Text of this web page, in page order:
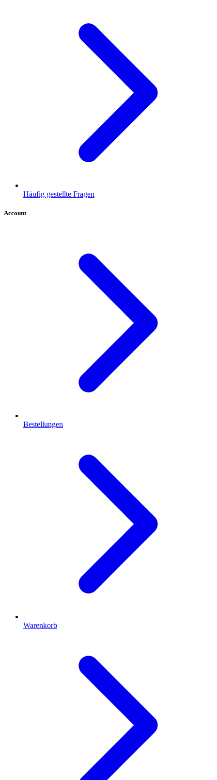
Häufig gestellte Fragen
Account
Bestellungen
Warenkorb